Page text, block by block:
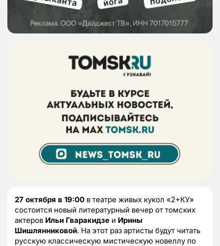
27 октября в 19:00 в театре живых кукол «2+КУ»
состоится новый литературный вечер от томских
актеров Ильи Гваракидзе и Ирины
Шишлянниковой. На этот раз артисты будут читать
русскую классическую мистическую новеллу по